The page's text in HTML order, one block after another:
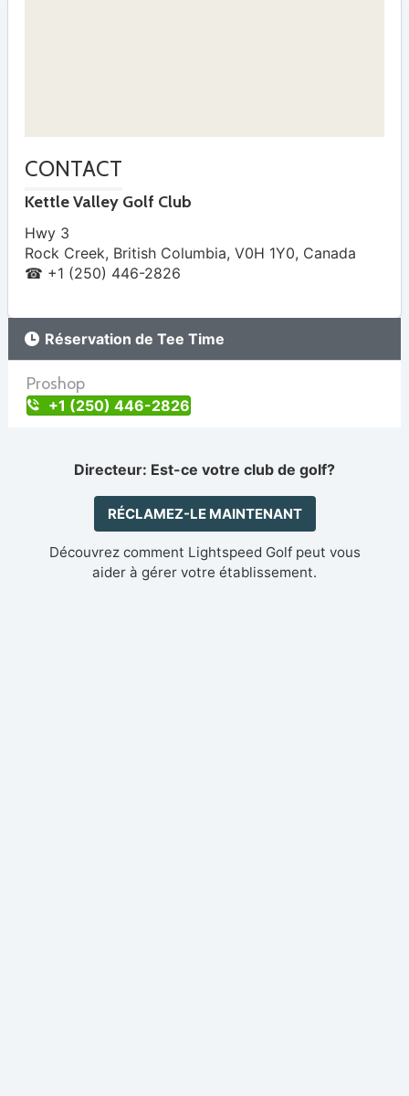
CONTACT
Kettle Valley Golf Club
Hwy 3
Rock Creek, British Columbia, V0H 1Y0, Canada
☎ +1 (250) 446-2826
Réservation de Tee Time
Proshop
+1 (250) 446-2826
Directeur: Est-ce votre club de golf?
RÉCLAMEZ-LE MAINTENANT
Découvrez comment Lightspeed Golf peut vous
aider à gérer votre établissement.